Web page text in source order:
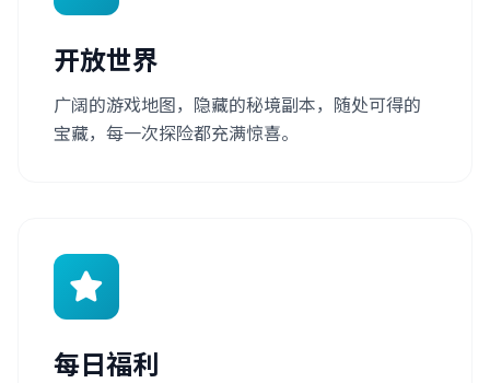
开放世界
广阔的游戏地图，隐藏的秘境副本，随处可得的
宝藏，每一次探险都充满惊喜。
每日福利